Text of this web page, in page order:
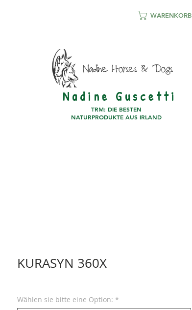
N a d i n e G u s c e t t i
TRM: DIE BESTEN
NATURPRODUKTE AUS IRLAND
WARENKORB
KURASYN 360X
Wählen sie bitte eine Option: *